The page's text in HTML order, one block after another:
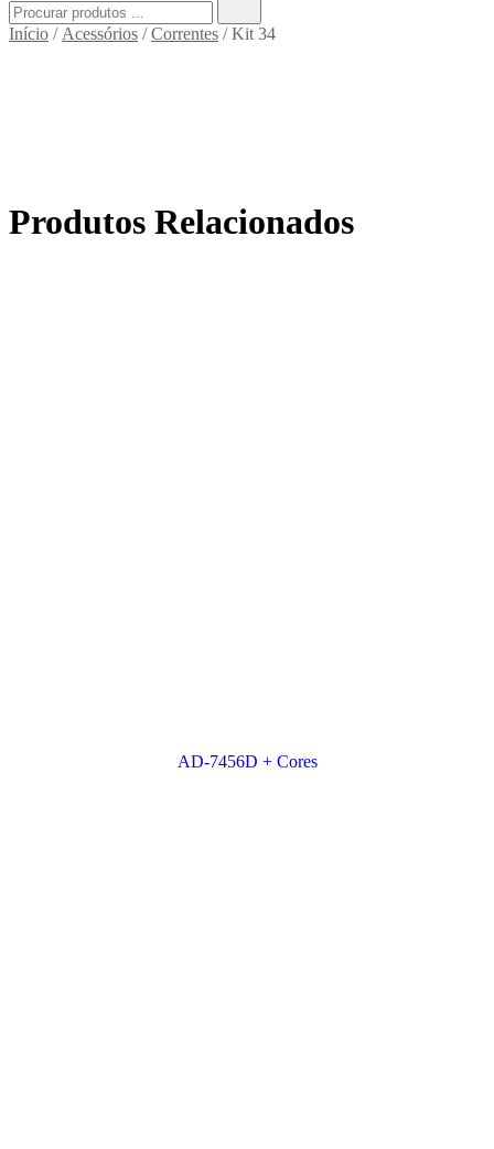
for:
Início / Acessórios /Correntes / Kit 34
Produtos Relacionados
AD-7456D + Cores